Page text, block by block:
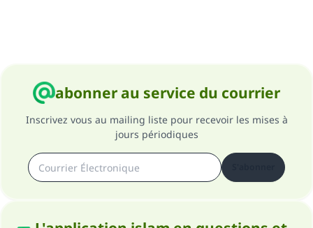
abonner au service du courrier
Inscrivez vous au mailing liste pour recevoir les mises à
jours périodiques